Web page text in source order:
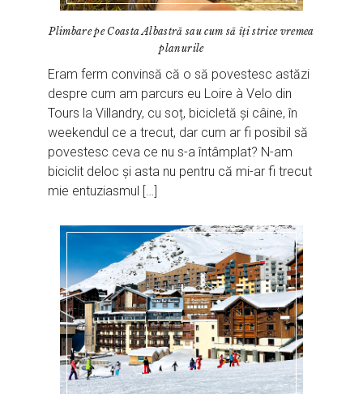
Plimbare pe Coasta Albastră sau cum să îți strice vremea
planurile
Eram ferm convinsă că o să povestesc astăzi
despre cum am parcurs eu Loire à Velo din
Tours la Villandry, cu soț, bicicletă și câine, în
weekendul ce a trecut, dar cum ar fi posibil să
povestesc ceva ce nu s-a întâmplat? N-am
biciclit deloc și asta nu pentru că mi-ar fi trecut
mie entuziasmul […]